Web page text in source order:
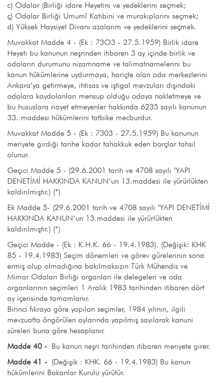
c) Odalar (Birliği idare Heyetini ve yedeklerini seçmek;
ç) Odalar Birliği Umumî Katibini ve murakıplarını seçmek;
d) Yüksek Haysiyet Divanı azalarım ve yedeklerini seçmek.
Muvakkat Madde 4 - (Ek : 73O3 - 27.5.1959) Birlik idare
Heyeti bu kanunun neşrinden itibaren 3 ay içinde birlik ve
odaların durumunu nizamname ve talimatnamelerini bu
kanun hükümlerine uydurmaya, hariçte olan oda merkezlerini
Ankara‘ya getirmeye, ihtisas ve iştigal mevzuları dışındaki
odalara kaydolanları mensup olduğu odaya nakletmeye ve
bu hususlara riayet etmeyenler hakkında 6235 sayılı kanunun
33. maddesi hükümlerini tatbike mecburdur.
Muvakkat Madde 5 - (Ek : 7303 - 27.5.1959) Bu kanunun
meriyete girdiği tarihe kadar tahakkuk eden borçlar tahsil
olunur.
Geçici Madde 5 - (29.6.2001 tarih ve 4708 sayılı "YAPI
DENETİMİ HAKKINDA KANUN‘un 13.maddesi ile yürürlükten
kaldırılmıştır.) (*)
Ek Madde 5- (29.6.2001 tarih ve 4708 sayılı "YAPI DENETİMİ
HAKKINDA KANUN‘un 13.maddesi ile yürürlükten
kaldırılmıştır.) (*)
Geçici Madde - (Ek : K.H.K. 66 - 19.4.1983). (Değişik: KHK
85 - 19.4.1983) Seçim dönemleri ve görev gürelerinin sona
ermiş olup olmadığına bakılmaksızın Türk Mühendis ve
Mimar Odaları Birliği organları ile delegeleri ve oda
organlarının seçimleri 1 Aralık 1983 tarihinden itibaren dört
ay içerisinde tamamlanır.
Birinci fıkraya göre yapılan seçimler, 1984 yılının, ilgili
mevzuatta öngörülen aylarında yapılmış sayılarak kanuni
süreleri buna göre hesaplanır.
Madde 40 - Bu kanun neşri tarihinden itibaren meriyete girer.
Madde 41 - (Değişik : KHK. 66 - 19.4.1983) Bu kanun
hükümlerini Bakanlar Kurulu yürütür.